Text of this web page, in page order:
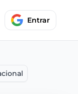
Entrar